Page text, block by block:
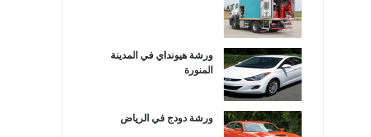
ورشة هيونداي في المدينة
المنورة
ورشة دودج في الرياض